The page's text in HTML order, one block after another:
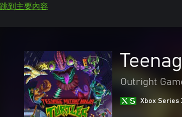
跳到主要內容
Outright
Xbox Series